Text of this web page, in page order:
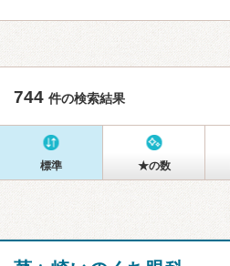
744 件の検索結果
標準 ★の数